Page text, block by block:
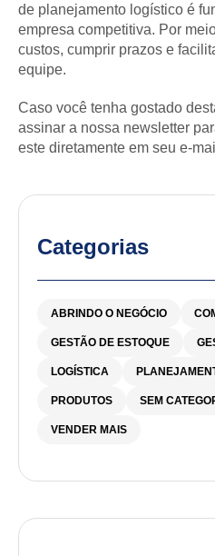
de planejamento logístico é
empresa competitiva. Por
custos, cumprir prazos e
equipe.
Caso você tenha gostado
assinar a nossa newsletter
este diretamente em seu e-
Categorias
ABRINDO O NEGÓCIO
GESTÃO DE ESTOQUE
LOGÍSTICA
PRODUTOS SEM
VENDER MAIS